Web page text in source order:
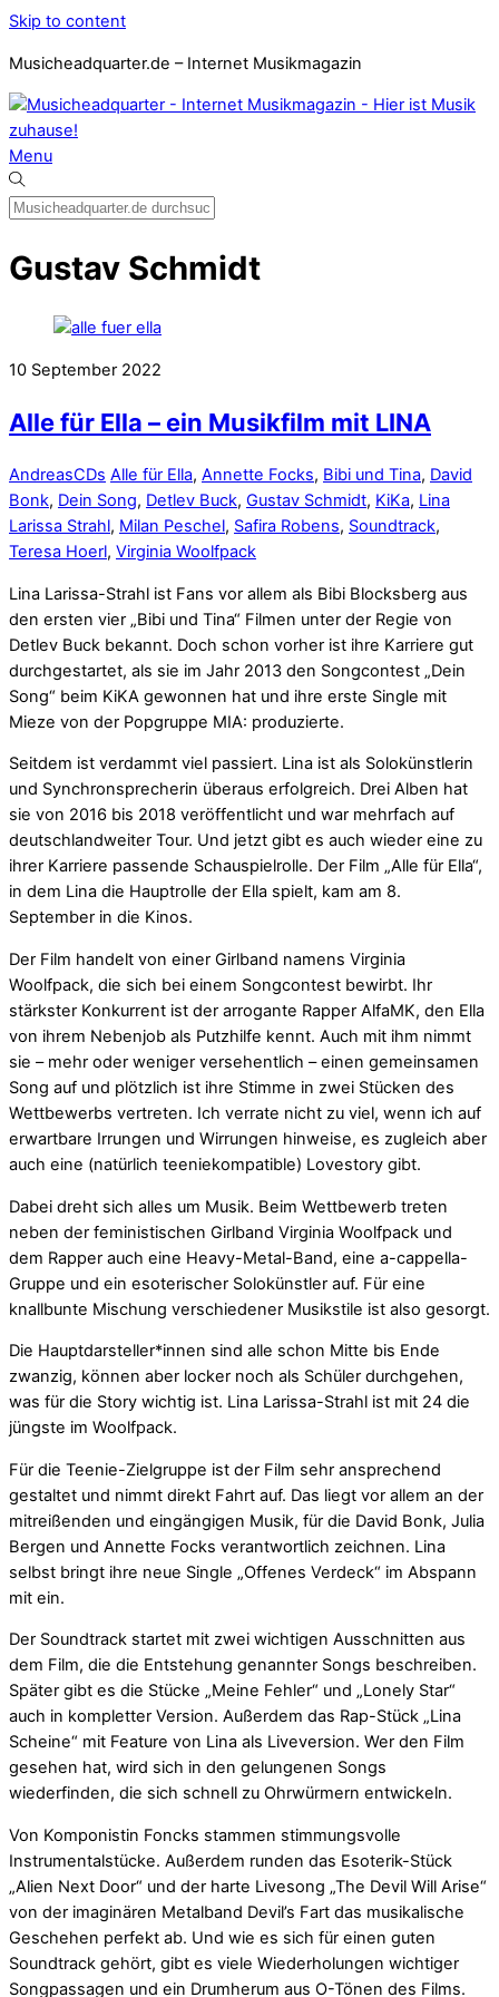
Skip to content
Musicheadquarter.de – Internet Musikmagazin
Menu
Gustav Schmidt
10 September 2022
Alle für Ella – ein Musikfilm mit LINA
AndreasCDs Alle für Ella, Annette Focks, Bibi und Tina, David
Bonk, Dein Song, Detlev Buck, Gustav Schmidt, KiKa, Lina
Larissa Strahl, Milan Peschel, Safira Robens, Soundtrack,
Teresa Hoerl, Virginia Woolfpack
Lina Larissa-Strahl ist Fans vor allem als Bibi Blocksberg aus
den ersten vier „Bibi und Tina“ Filmen unter der Regie von
Detlev Buck bekannt. Doch schon vorher ist ihre Karriere gut
durchgestartet, als sie im Jahr 2013 den Songcontest „Dein
Song“ beim KiKA gewonnen hat und ihre erste Single mit
Mieze von der Popgruppe MIA: produzierte.
Seitdem ist verdammt viel passiert. Lina ist als Solokünstlerin
und Synchronsprecherin überaus erfolgreich. Drei Alben hat
sie von 2016 bis 2018 veröffentlicht und war mehrfach auf
deutschlandweiter Tour. Und jetzt gibt es auch wieder eine zu
ihrer Karriere passende Schauspielrolle. Der Film „Alle für Ella“,
in dem Lina die Hauptrolle der Ella spielt, kam am 8.
September in die Kinos.
Der Film handelt von einer Girlband namens Virginia
Woolfpack, die sich bei einem Songcontest bewirbt. Ihr
stärkster Konkurrent ist der arrogante Rapper AlfaMK, den Ella
von ihrem Nebenjob als Putzhilfe kennt. Auch mit ihm nimmt
sie – mehr oder weniger versehentlich – einen gemeinsamen
Song auf und plötzlich ist ihre Stimme in zwei Stücken des
Wettbewerbs vertreten. Ich verrate nicht zu viel, wenn ich auf
erwartbare Irrungen und Wirrungen hinweise, es zugleich aber
auch eine (natürlich teeniekompatible) Lovestory gibt.
Dabei dreht sich alles um Musik. Beim Wettbewerb treten
neben der feministischen Girlband Virginia Woolfpack und
dem Rapper auch eine Heavy-Metal-Band, eine a-cappella-
Gruppe und ein esoterischer Solokünstler auf. Für eine
knallbunte Mischung verschiedener Musikstile ist also gesorgt.
Die Hauptdarsteller*innen sind alle schon Mitte bis Ende
zwanzig, können aber locker noch als Schüler durchgehen,
was für die Story wichtig ist. Lina Larissa-Strahl ist mit 24 die
jüngste im Woolfpack.
Für die Teenie-Zielgruppe ist der Film sehr ansprechend
gestaltet und nimmt direkt Fahrt auf. Das liegt vor allem an der
mitreißenden und eingängigen Musik, für die David Bonk, Julia
Bergen und Annette Focks verantwortlich zeichnen. Lina
selbst bringt ihre neue Single „Offenes Verdeck“ im Abspann
mit ein.
Der Soundtrack startet mit zwei wichtigen Ausschnitten aus
dem Film, die die Entstehung genannter Songs beschreiben.
Später gibt es die Stücke „Meine Fehler“ und „Lonely Star“
auch in kompletter Version. Außerdem das Rap-Stück „Lina
Scheine“ mit Feature von Lina als Liveversion. Wer den Film
gesehen hat, wird sich in den gelungenen Songs
wiederfinden, die sich schnell zu Ohrwürmern entwickeln.
Von Komponistin Foncks stammen stimmungsvolle
Instrumentalstücke. Außerdem runden das Esoterik-Stück
„Alien Next Door“ und der harte Livesong „The Devil Will Arise“
von der imaginären Metalband Devil’s Fart das musikalische
Geschehen perfekt ab. Und wie es sich für einen guten
Soundtrack gehört, gibt es viele Wiederholungen wichtiger
Songpassagen und ein Drumherum aus O-Tönen des Films.